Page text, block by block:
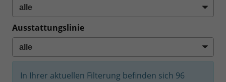
Ausstattungslinie
In Ihrer aktuellen Filterung befinden sich 96